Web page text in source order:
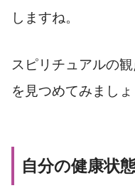
しますね。
スピリチュアルの
を見つめてみましょ
自分の健康状